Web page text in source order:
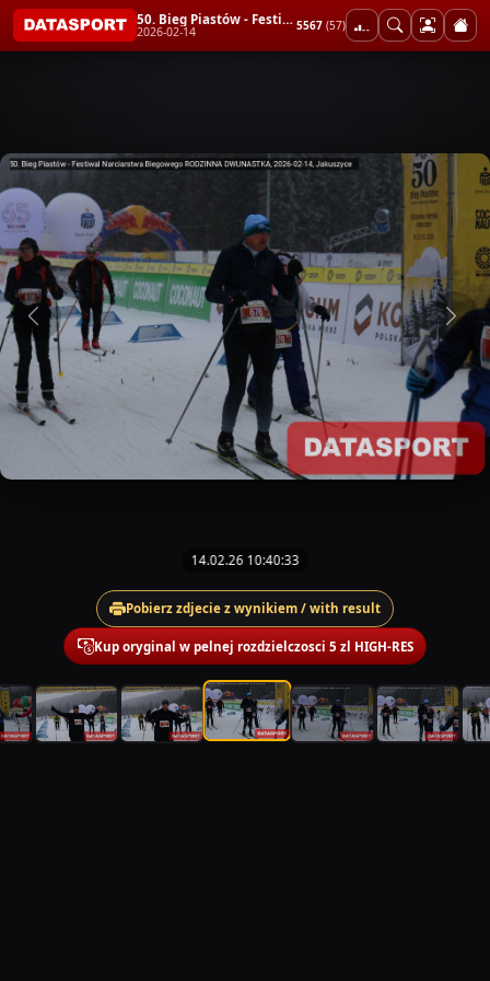
50. Bieg Piastów - Festiwal Narciarstwa Biegowego RODZINNA DWUNASTKA
2026-02-14 5567 (57)
14.02.26 10:40:33
Pobierz zdjecie z wynikiem / with result
Kup oryginal w pelnej rozdzielczosci 5 zl HIGH-RES